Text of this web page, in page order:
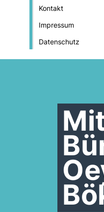
Kontakt
Impressum
Datenschutz